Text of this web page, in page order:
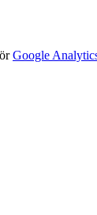
Google